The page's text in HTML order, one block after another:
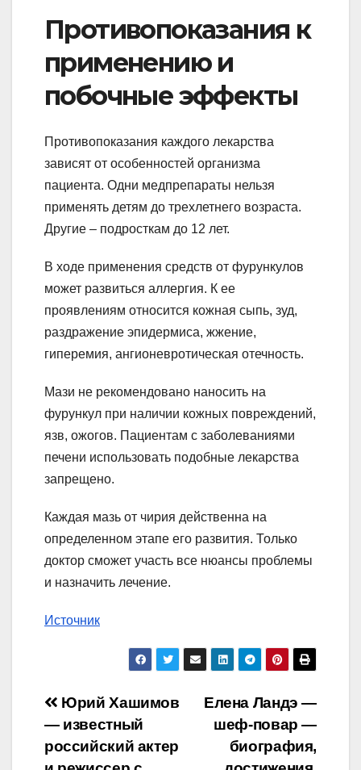
Противопоказания к
применению и
побочные эффекты
Противопоказания каждого лекарства
зависят от особенностей организма
пациента. Одни медпрепараты нельзя
применять детям до трехлетнего возраста.
Другие – подросткам до 12 лет.
В ходе применения средств от фурункулов
может развиться аллергия. К ее
проявлениям относится кожная сыпь, зуд,
раздражение эпидермиса, жжение,
гиперемия, ангионевротическая отечность.
Мази не рекомендовано наносить на
фурункул при наличии кожных повреждений,
язв, ожогов. Пациентам с заболеваниями
печени использовать подобные лекарства
запрещено.
Каждая мазь от чирия действенна на
определенном этапе его развития. Только
доктор сможет участь все нюансы проблемы
и назначить лечение.
Источник
Навигация
по
Елена Ландэ —
шеф-повар —
биография,
Юрий Хашимов
— известный
российский актер